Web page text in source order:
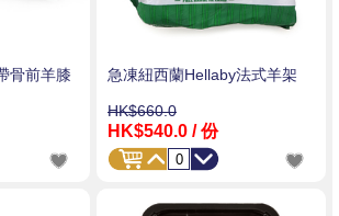
骨前羊膝 急凍紐西蘭Hellaby法式羊架
HK$660.0
HK$540.0 / 份